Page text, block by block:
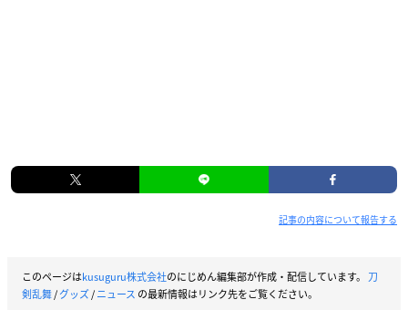
記事の内容について報告する
このページはkusuguru株式会社のにじめん編集部が作成・配信しています。 刀
剣乱舞/グッズ/ニュース の最新情報はリンク先をご覧ください。